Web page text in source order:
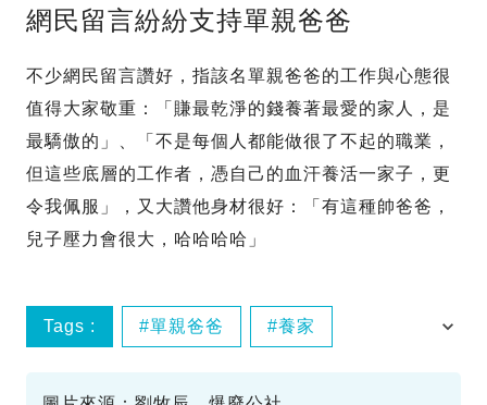
網民留言紛紛支持單親爸爸
不少網民留言讚好，指該名單親爸爸的工作與心態很
值得大家敬重：「賺最乾淨的錢養著最愛的家人，是
最驕傲的」、「不是每個人都能做很了不起的職業，
但這些底層的工作者，憑自己的血汗養活一家子，更
令我佩服」，又大讚他身材很好：「有這種帥爸爸，
兒子壓力會很大，哈哈哈哈」
Tags : 單親爸爸 養家